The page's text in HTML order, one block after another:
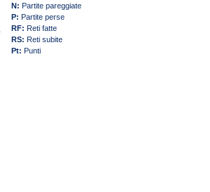
N: Partite pareggiate
P: Partite perse
RF: Reti fatte
RS: Reti subite
Pt: Punti